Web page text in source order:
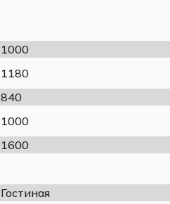
1000
1180
840
1000
1600
Гостиная